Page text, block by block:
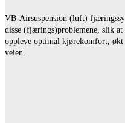
VB-Airsuspension (luft)
disse (fjærings)problemene, slik at
oppleve optimal kjørekomfort,
veien.